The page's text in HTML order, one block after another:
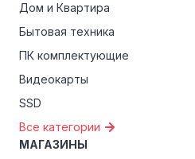
Особые скидки:
критериям, проверьте,
пенсионеров.
Дом и Квартира
Бытовая техника
ПК комплектующие
Видеокарты
SSD
Все категории
МАГАЗИНЫ